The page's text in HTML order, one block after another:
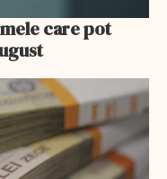
care pot